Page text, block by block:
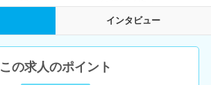
インタビュー
この求人のポイント